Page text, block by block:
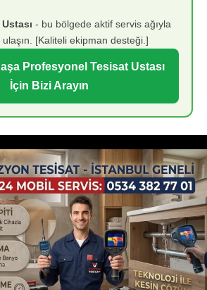
- bu bölgede aktif servis ağıyla
[Kaliteli ekipman desteği.]
Profesyonel Tesisat Ustası
İçin Bizi Arayın